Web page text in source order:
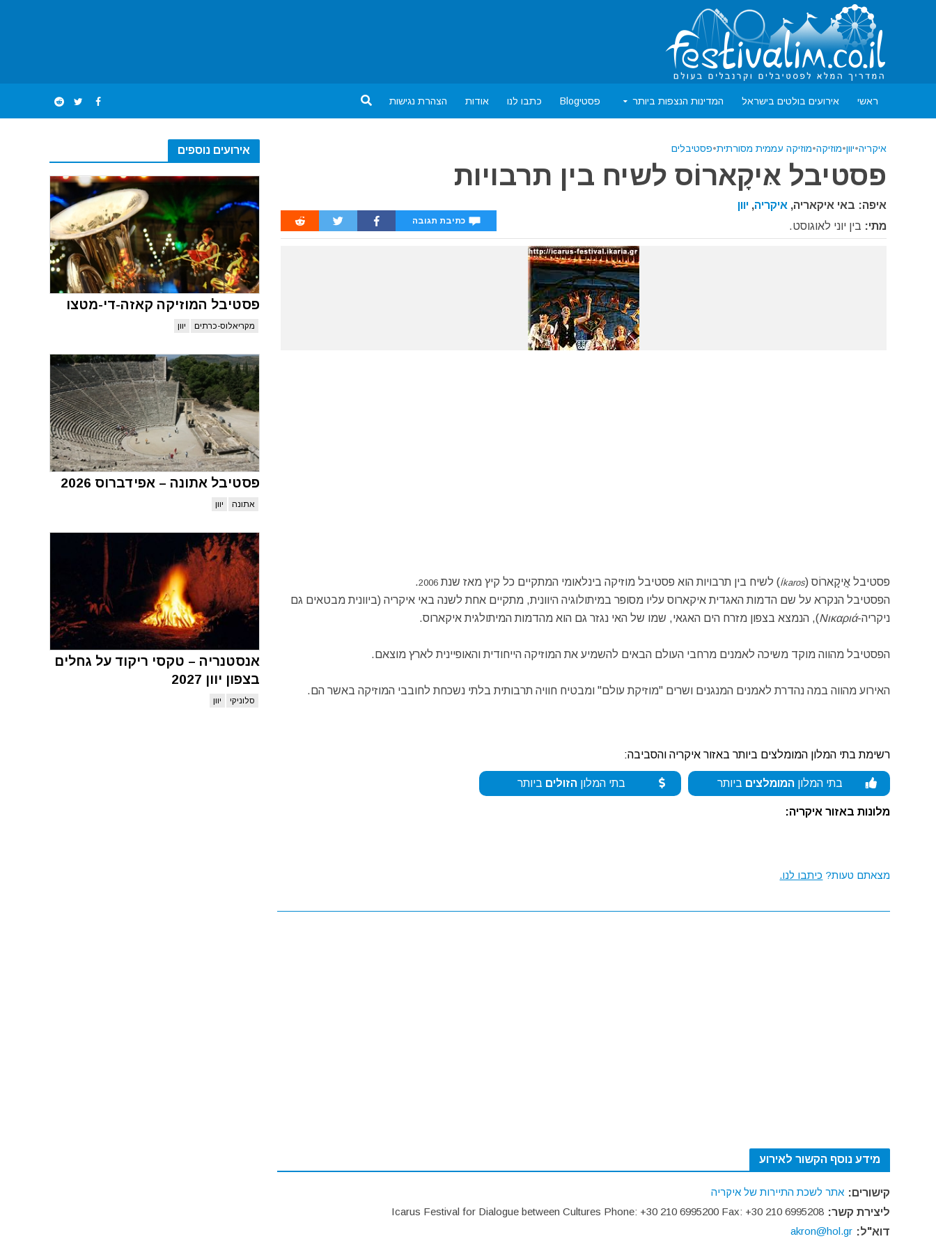
ראשי אירועים בולטים בישראל המדינות הנצפות ביותר פסטיBlog כתבו לנו אודות הצהרת נגישות
אירועים נוספים
פסטיבל המוזיקה קאזה-די-מטצו
מקריאלוס-כרתים יוון
פסטיבל אתונה – אפידברוס 2026
אתונה יוון
אנסטנריה – טקסי ריקוד על גחלים
בצפון יוון 2027
סלוניקי יוון
איקריה•יוון•מוזיקה•מוזיקה עממית מסורתית•פסטיבלים
פסטיבל אּיקָארוֹס לשיח בין תרבויות
איפה: באי איקאריה, איקריה, יוון
מתי: בין יוני לאוגוסט. כתיבת תגובה
פסטיבל אֲיקָארוֹס (Íkaros) לשיח בין תרבויות הוא פסטיבל מוזיקה בינלאומי המתקיים כל קיץ מאז שנת 2006
.
הפסטיבל הנקרא על שם הדמות האגדית איקארוס עליו מסופר במיתולוגיה היוונית, מתקיים אחת לשנה באי איקריה (ביוונית מבטאים גם
ניקריה-Νικαριά), הנמצא בצפון מזרח הים האגאי, שמו של האי נגזר גם הוא מהדמות המיתולגית איקארוס.
הפסטיבל מהווה מוקד משיכה לאמנים מרחבי העולם הבאים להשמיע את המוזיקה הייחודית והאופיינית לארץ מוצאם.
האירוע מהווה במה נהדרת לאמנים המנגנים ושרים "מוזיקת עולם" ומבטיח חוויה תרבותית בלתי נשכחת לחובבי המוזיקה באשר הם.
רשימת בתי המלון המומלצים ביותר באזור איקריה והסביבה:
בתי המלון המומלצים ביותר בתי המלוןהזולים ביותר
מלונות באזור איקריה:
מצאתם טעות? כיתבו לנו.
מידע נוסף הקשור לאירוע
קישורים: אתר לשכת התיירות של איקריה
ליצירת קשר: Icarus Festival for Dialogue between Cultures Phone: +30 210 6995200 Fax: +30 210 6995208
דוא"ל: akron@hol.gr